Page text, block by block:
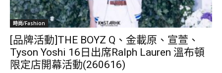
時尚/Fashion
[品牌活動]THE BOYZ Q、金載原、宣萱、
Tyson Yoshi 16日出席Ralph Lauren 溫布頓
限定店開幕活動(260616)